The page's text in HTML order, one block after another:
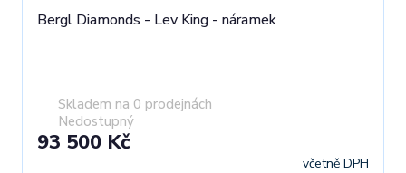
Bergl Diamonds - Lev King - náramek
Skladem na 0 prodejnách
Nedostupný
93 500 Kč
včetně DPH